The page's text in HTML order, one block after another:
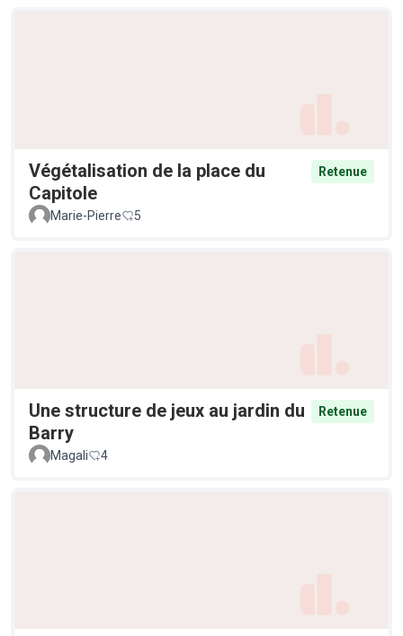
Végétalisation de la place du
Capitole
Retenue
Marie-Pierre 5
Une structure de jeux au jardin du
Barry
Retenue
Magali 4